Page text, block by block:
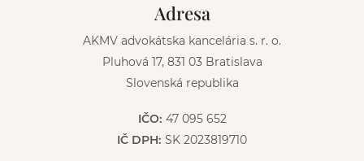
Adresa
AKMV advokátska kancelária s. r. o.
Pluhová 17, 831 03 Bratislava
Slovenská republika
IČO: 47 095 652
IČ DPH: SK 2023819710